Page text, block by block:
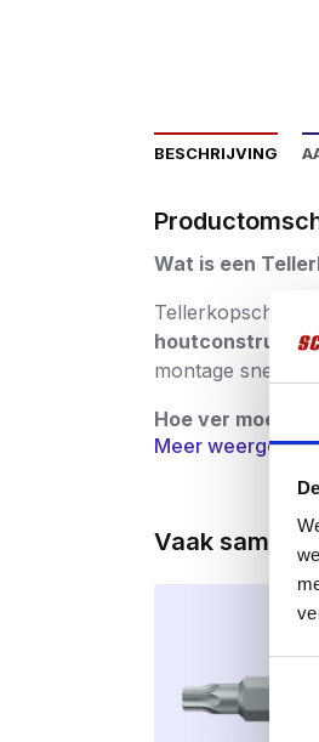
BESCHRIJVING
Wat is een
montage snel en
Hoe ver moet
regel aanhoudt
voordelen:
Ideale
Zeer sterke
Zeer lage
Meer weergeven
Vaak samen